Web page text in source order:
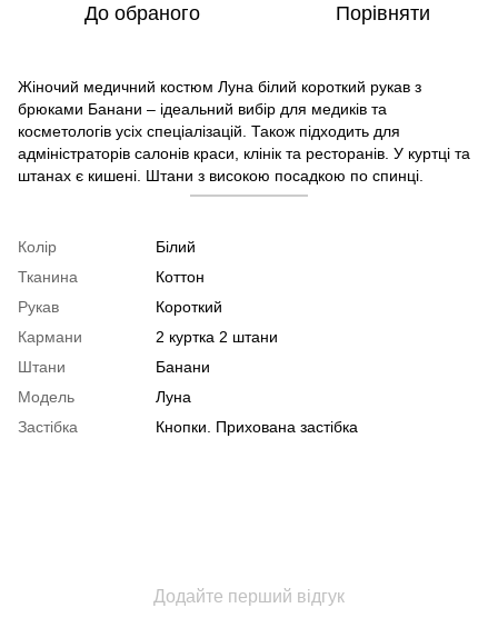
До обраного Порівняти
Жіночий медичний костюм Луна білий короткий рукав з
брюками Банани – ідеальний вибір для медиків та
косметологів усіх спеціалізацій. Також підходить для
адміністраторів салонів краси, клінік та ресторанів. У куртці та
штанах є кишені. Штани з високою посадкою по спинці.
Колір
Білий
Тканина
Коттон
Рукав
Короткий
Кармани
2 куртка 2 штани
Штани
Банани
Модель
Луна
Застібка
Кнопки. Прихована застібка
Додайте перший відгук